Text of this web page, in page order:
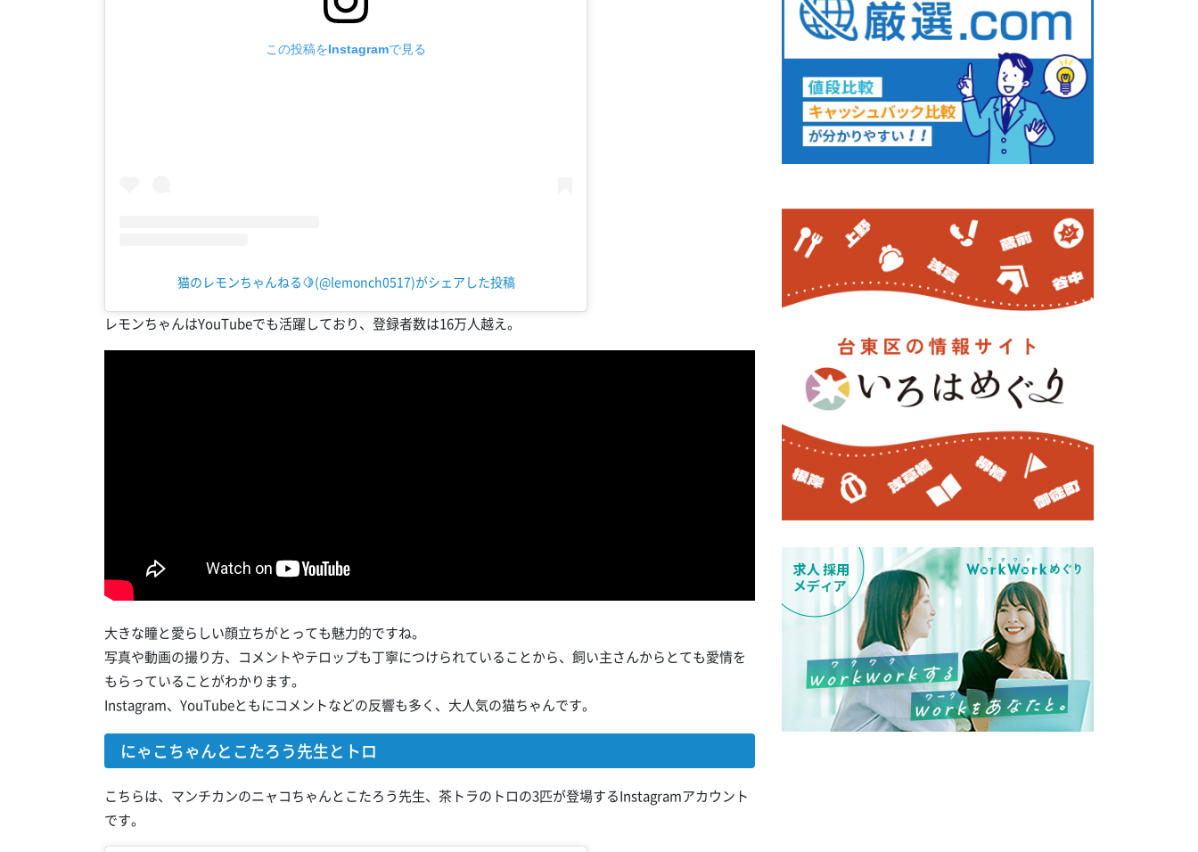
この投稿をInstagramで見る
猫のレモンちゃんねる🍋(@lemonch0517)がシェアした投稿
レモンちゃんはYouTubeでも活躍しており、登録者数は16万人越え。
大きな瞳と愛らしい顔立ちがとっても魅力的ですね。
写真や動画の撮り方、コメントやテロップも丁寧につけられていることから、飼い主さんからとても愛情を
もらっていることがわかります。
Instagram、YouTubeともにコメントなどの反響も多く、大人気の猫ちゃんです。
にゃこちゃんとこたろう先生とトロ
こちらは、マンチカンのニャコちゃんとこたろう先生、茶トラのトロの3匹が登場するInstagramアカウント
です。